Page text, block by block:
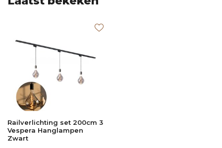
Railverlichting set 200cm 3
Vespera Hanglampen
Zwart